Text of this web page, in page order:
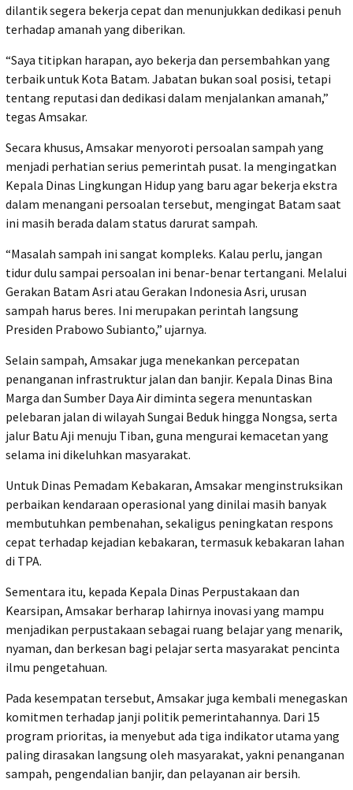
dilantik segera bekerja cepat dan menunjukkan dedikasi penuh
terhadap amanah yang diberikan.
“Saya titipkan harapan, ayo bekerja dan persembahkan yang
terbaik untuk Kota Batam. Jabatan bukan soal posisi, tetapi
tentang reputasi dan dedikasi dalam menjalankan amanah,”
tegas Amsakar.
Secara khusus, Amsakar menyoroti persoalan sampah yang
menjadi perhatian serius pemerintah pusat. Ia mengingatkan
Kepala Dinas Lingkungan Hidup yang baru agar bekerja ekstra
dalam menangani persoalan tersebut, mengingat Batam saat
ini masih berada dalam status darurat sampah.
“Masalah sampah ini sangat kompleks. Kalau perlu, jangan
tidur dulu sampai persoalan ini benar-benar tertangani. Melalui
Gerakan Batam Asri atau Gerakan Indonesia Asri, urusan
sampah harus beres. Ini merupakan perintah langsung
Presiden Prabowo Subianto,” ujarnya.
Selain sampah, Amsakar juga menekankan percepatan
penanganan infrastruktur jalan dan banjir. Kepala Dinas Bina
Marga dan Sumber Daya Air diminta segera menuntaskan
pelebaran jalan di wilayah Sungai Beduk hingga Nongsa, serta
jalur Batu Aji menuju Tiban, guna mengurai kemacetan yang
selama ini dikeluhkan masyarakat.
Untuk Dinas Pemadam Kebakaran, Amsakar menginstruksikan
perbaikan kendaraan operasional yang dinilai masih banyak
membutuhkan pembenahan, sekaligus peningkatan respons
cepat terhadap kejadian kebakaran, termasuk kebakaran lahan
di TPA.
Sementara itu, kepada Kepala Dinas Perpustakaan dan
Kearsipan, Amsakar berharap lahirnya inovasi yang mampu
menjadikan perpustakaan sebagai ruang belajar yang menarik,
nyaman, dan berkesan bagi pelajar serta masyarakat pencinta
ilmu pengetahuan.
Pada kesempatan tersebut, Amsakar juga kembali menegaskan
komitmen terhadap janji politik pemerintahannya. Dari 15
program prioritas, ia menyebut ada tiga indikator utama yang
paling dirasakan langsung oleh masyarakat, yakni penanganan
sampah, pengendalian banjir, dan pelayanan air bersih.